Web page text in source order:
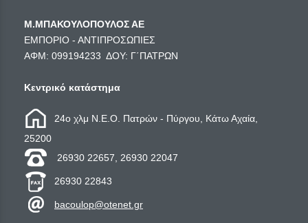
Μ.ΜΠΑΚΟΥΛΟΠΟΥΛΟΣ ΑΕ
ΕΜΠΟΡΙΟ - ΑΝΤΙΠΡΟΣΩΠΙΕΣ
ΑΦΜ: 099194233 ΔΟΥ: Γ΄ΠΑΤΡΩΝ
Κεντρικό κατάστημα
24ο χλμ Ν.Ε.Ο. Πατρών - Πύργου, Κάτω Αχαία,
25200
26930 22657, 26930 22047
26930 22843
bacoulop@otenet.gr